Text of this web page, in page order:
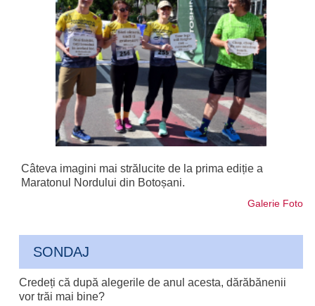
Câteva imagini mai strălucite de la prima ediție a
Maratonul Nordului din Botoșani.
Galerie Foto
SONDAJ
Credeți că după alegerile de anul acesta, dărăbănenii
vor trăi mai bine?